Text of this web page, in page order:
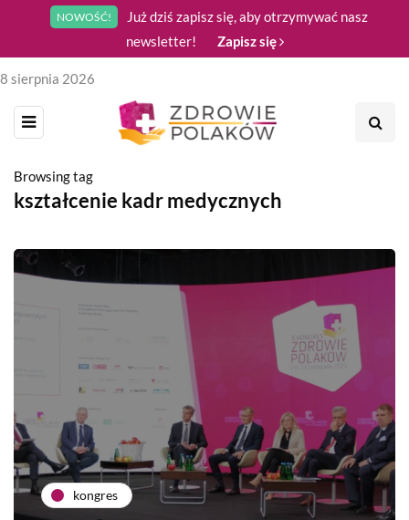
NOWOŚĆ!
Już dziś zapisz się, aby otrzymywać nasz
newsletter!
Zapisz się
8 sierpnia 2026
Browsing tag
kształcenie kadr medycznych
kongres